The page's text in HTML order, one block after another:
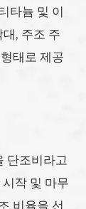
타늄 및 이
, 주조 주
태로 제공
단조비라고
작 및 마무
비율을 선